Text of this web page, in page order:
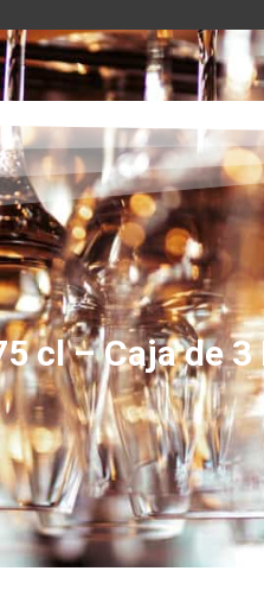
cl – Caja de 3